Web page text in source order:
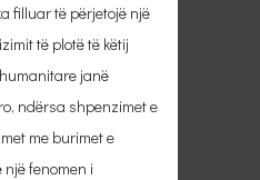
filluar të përjetojë një
të plotë të këtij
janë
ndërsa shpenzimet e
me burimet e
fenomen i